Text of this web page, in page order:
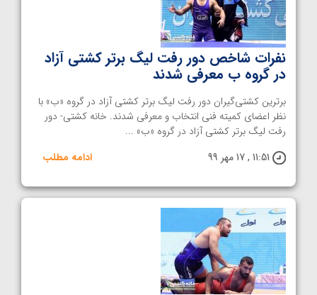
نفرات شاخص دور رفت لیگ برتر کشتی آزاد
در گروه ب معرفی شدند
برترین کشتی‌گیران دور رفت لیگ برتر کشتی آزاد در گروه «ب» با
نظر اعضای کمیته فنی انتخاب و معرفی شدند. خانه کشتی- دور
رفت لیگ برتر کشتی آزاد در گروه «ب» ...
11:51 , 17 مهر 99
ادامه مطلب